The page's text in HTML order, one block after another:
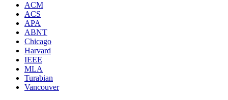
ACM
ACS
APA
ABNT
Chicago
Harvard
IEEE
MLA
Turabian
Vancouver